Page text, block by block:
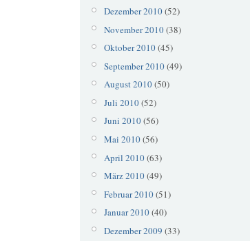
Dezember 2010(52)
November 2010(38)
Oktober 2010(45)
September 2010(49)
August 2010(50)
Juli 2010(52)
Juni 2010(56)
Mai 2010(56)
April 2010(63)
März 2010(49)
Februar 2010(51)
Januar 2010(40)
Dezember 2009 (33)